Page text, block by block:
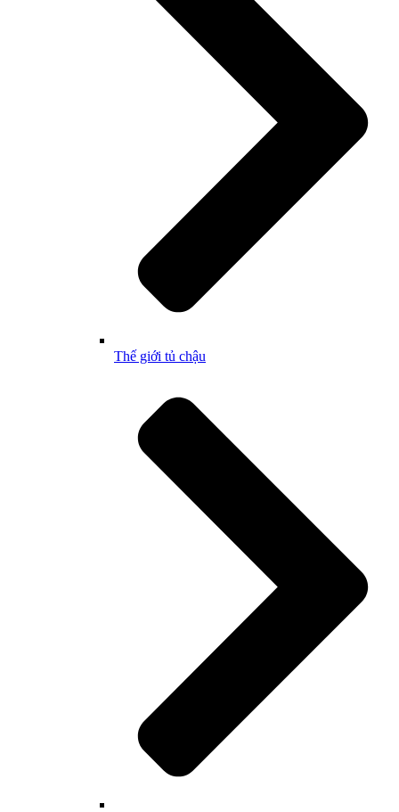
Thế giới tủ chậu